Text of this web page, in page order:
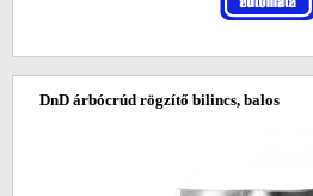
DnD árbócrúd rögzítő bilincs, balos